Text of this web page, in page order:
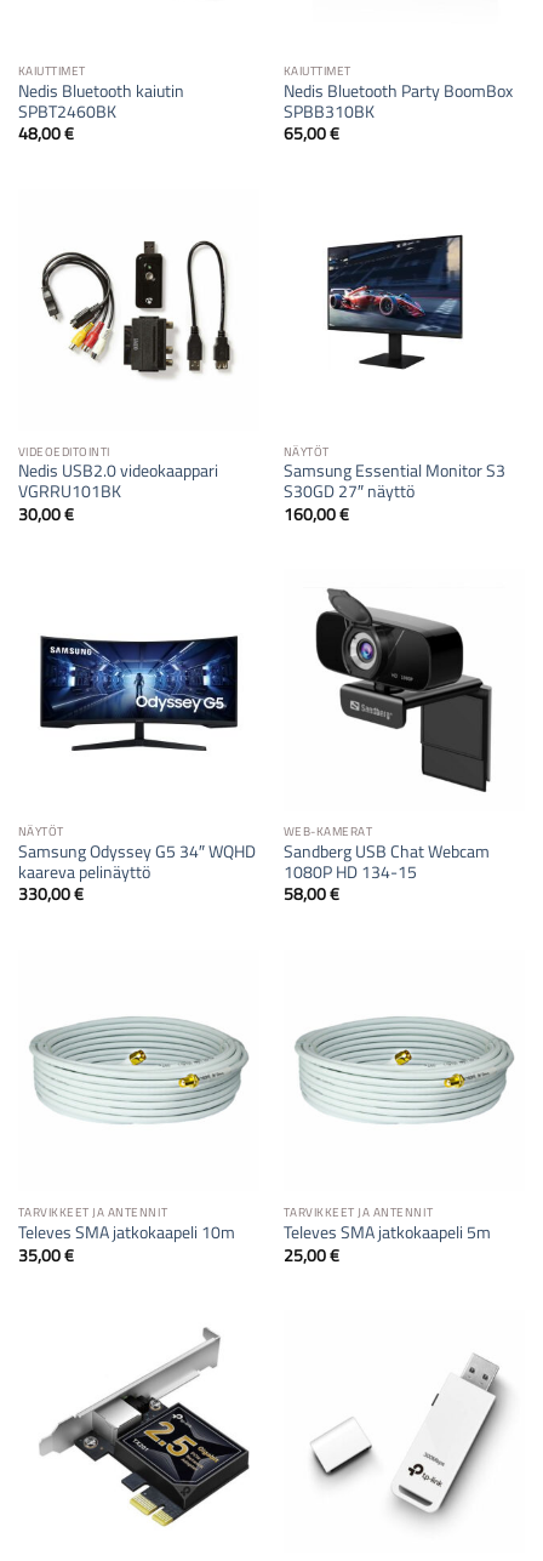
KAIUTTIMET
Nedis Bluetooth kaiutin
SPBT2460BK
48,00€
KAIUTTIMET
Nedis Bluetooth Party BoomBox
SPBB310BK
65,00€
VIDEOEDITOINTI
Nedis USB2.0 videokaappari
VGRRU101BK
30,00€
NÄYTÖT
Samsung Essential Monitor S3
S30GD 27″ näyttö
160,00€
NÄYTÖT
Samsung Odyssey G5 34″ WQHD
kaareva pelinäyttö
330,00€
WEB-KAMERAT
Sandberg USB Chat Webcam
1080P HD 134-15
58,00€
TARVIKKEET JA ANTENNIT
Televes SMA jatkokaapeli 10m
35,00€
TARVIKKEET JA ANTENNIT
Televes SMA jatkokaapeli 5m
25,00€